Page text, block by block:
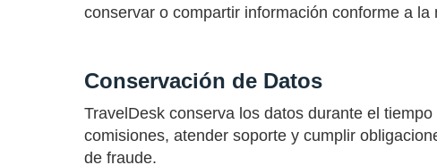
conservar o compartir información conforme a la
Conservación de Datos
TravelDesk conserva los datos durante el
comisiones, atender soporte y cumplir
de fraude.